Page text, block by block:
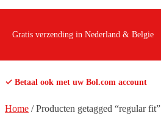
Gratis verzending in Nederland & Belgie
✓ Betaal ook met uw Bol.com account
Home /Producten getagged “regular fit”